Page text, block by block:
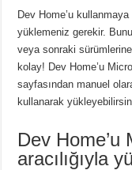
Dev Home’u
yüklemeniz gerekir.
veya sonraki
kolay! Dev Home’u
sayfasından manuel
kullanarak
Dev Home’u
aracılığıyla